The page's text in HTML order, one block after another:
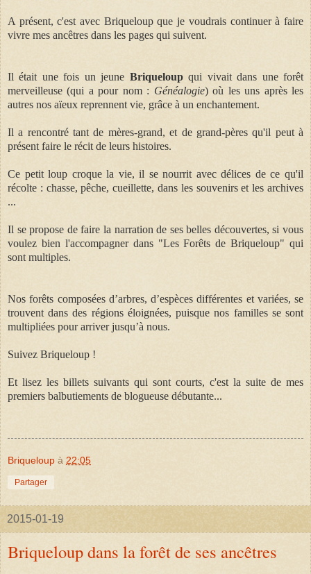
A présent, c'est avec Briqueloup que je voudrais continuer à faire
vivre mes ancêtres dans les pages qui suivent.
Il était une fois un jeune Briqueloupqui vivait dans une forêt
merveilleuse(qui a pour nom : Généalogie)où les uns après les
autres nos aïeux reprennent vie, grâce à un enchantement.
Il a rencontré tant de mères-grand, et de grand-pères qu'il peut à
présent faire le récit de leurs histoires.
Ce petit loup croque la vie, il se nourrit avec délices de ce qu'il
récolte : chasse, pêche, cueillette, dans les souvenirs et les archives
...
Il se propose de faire la narration de ses belles découvertes, si vous
voulez bien l'accompagner dans "Les Forêts de Briqueloup" qui
sont multiples.
Nos forêts composées d’arbres, d’espèces différentes et variées, se
trouvent dans des régions éloignées, puisque nos familles se sont
multipliées pour arriver jusqu’à nous.
Suivez Briqueloup !
Et lisez les billets suivants qui sont courts, c'est la suite de mes
premiers balbutiements de blogueuse débutante...
Briqueloup à 22:05
Partager
2015-01-19
Briqueloup dans la forêt de ses ancêtres